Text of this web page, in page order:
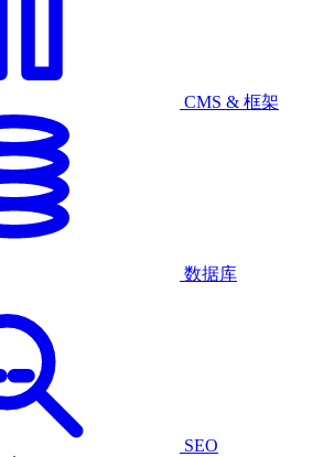
CMS & 框架
数据库
SEO